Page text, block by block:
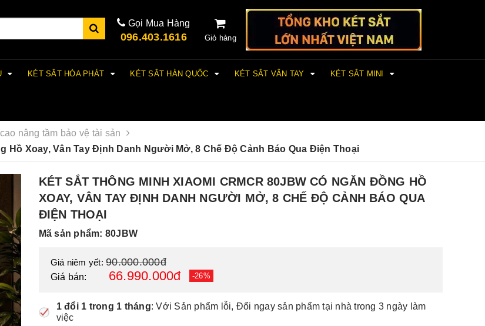
Gọi Mua Hàng
096.403.1616 Giỏ hàng
KÉT SẮT HÒA PHÁT KÉT SẮT HÀN QUỐC KÉT SẮT VÂN TAY KÉT SẮT MINI
nâng tầm bảo vệ tài sản
Hồ Xoay, Vân Tay Định Danh Người Mở, 8 Chế Độ Cảnh Báo Qua Điện Thoại
KÉT SẮT THÔNG MINH XIAOMI CRMCR 80JBW CÓ NGĂN ĐỒNG HỒ
XOAY, VÂN TAY ĐỊNH DANH NGƯỜI MỞ, 8 CHẾ ĐỘ CẢNH BÁO QUA
ĐIỆN THOẠI
Mã sản phẩm: 80JBW
Giá niêm yết: 90.000.000đ
Giá bán: 66.990.000đ -26%
1 đổi 1 trong 1 tháng: Với Sản phẩm lỗi, Đổi ngay sản phẩm tại nhà trong 3 ngày làm
việc